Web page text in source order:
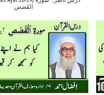
القَصَص